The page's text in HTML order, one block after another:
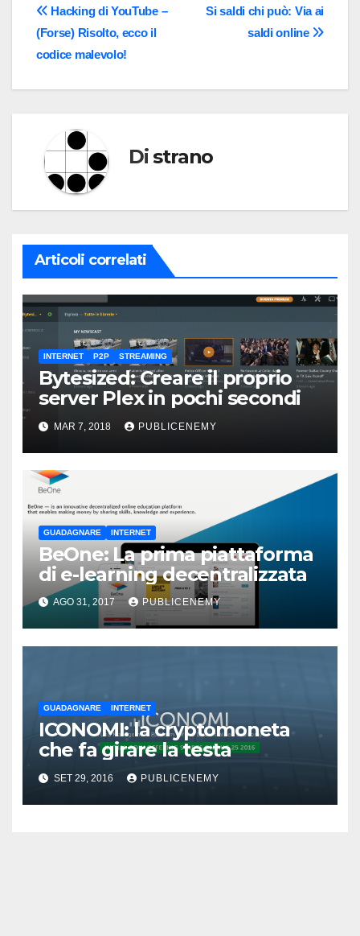
Navigazione
articoli
Si saldi chi può: Via ai
saldi online
Hacking di YouTube –
(Forse) Risolto, ecco il
codice malevolo!
Distrano
Articoli correlati
INTERNET P2P STREAMING
Bytesized: Creare il proprio
server Plex in pochi secondi
MAR 7, 2018 PUBLICENEMY
GUADAGNARE INTERNET
BeOne: La prima piattaforma
di e-learning decentralizzata
AGO 31, 2017 PUBLICENEMY
GUADAGNARE INTERNET
ICONOMI: la cryptomoneta
che fa girare la testa
SET 29, 2016 PUBLICENEMY